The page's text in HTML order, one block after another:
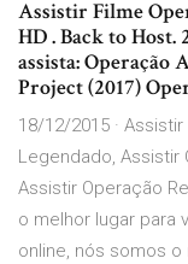
Assistir Filme
HD . Back to Host.
assista: Operação
Project (2017)
18/12/2015 ·
Legendado, Assistir
Assistir Operação
o melhor lugar para
online, nós somos